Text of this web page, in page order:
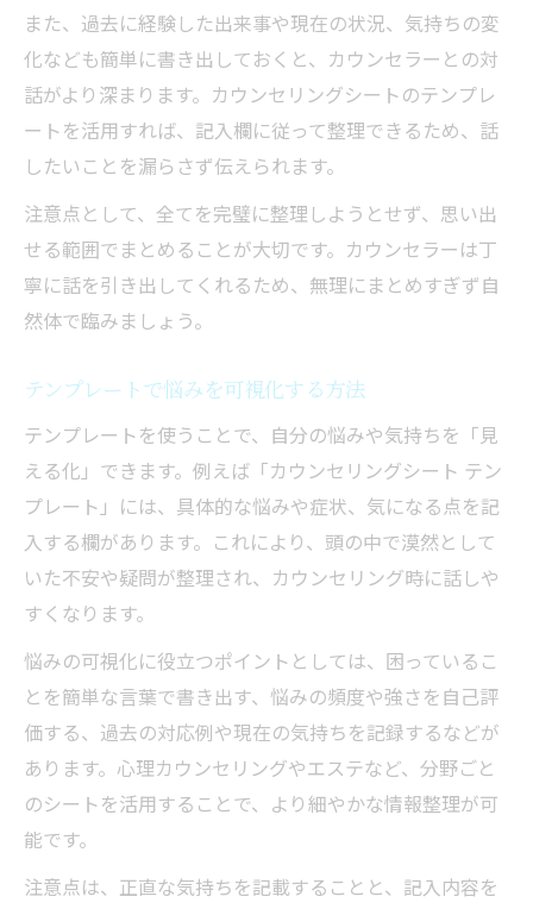
ート
カウンセリング内容を守るプライバシー配
慮術
うまく話せない不安を解消する整理のコツとは
カウンセリングでうまく話せない時の整理
術
テンプレート活用で伝えやすさを高める方
法
カウンセリングで悩みが曖昧な場合の対処
なんでも話していい？迷いを減らす使い方
カウンセリングで不安を和らげる自己整理
法
安心して相談できる場をつくるテンプレート活
用
テンプレートがサポートする信頼関係の築
き方
カウンセリングの基本姿勢を意識した場づ
くり
相談内容を整理しやすいテンプレートの工
また、過去に経験した出来事や現在の状況、気持ちの変
化なども簡単に書き出しておくと、カウンセラーとの対
話がより深まります。カウンセリングシートのテンプレ
ートを活用すれば、記入欄に従って整理できるため、話
したいことを漏らさず伝えられます。
注意点として、全てを完璧に整理しようとせず、思い出
せる範囲でまとめることが大切です。カウンセラーは丁
寧に話を引き出してくれるため、無理にまとめすぎず自
然体で臨みましょう。
テンプレートで悩みを可視化する方法
テンプレートを使うことで、自分の悩みや気持ちを「見
える化」できます。例えば「カウンセリングシート テン
プレート」には、具体的な悩みや症状、気になる点を記
入する欄があります。これにより、頭の中で漠然として
いた不安や疑問が整理され、カウンセリング時に話しや
すくなります。
悩みの可視化に役立つポイントとしては、困っているこ
とを簡単な言葉で書き出す、悩みの頻度や強さを自己評
価する、過去の対応例や現在の気持ちを記録するなどが
あります。心理カウンセリングやエステなど、分野ごと
のシートを活用することで、より細やかな情報整理が可
能です。
注意点は、正直な気持ちを記載することと、記入内容を